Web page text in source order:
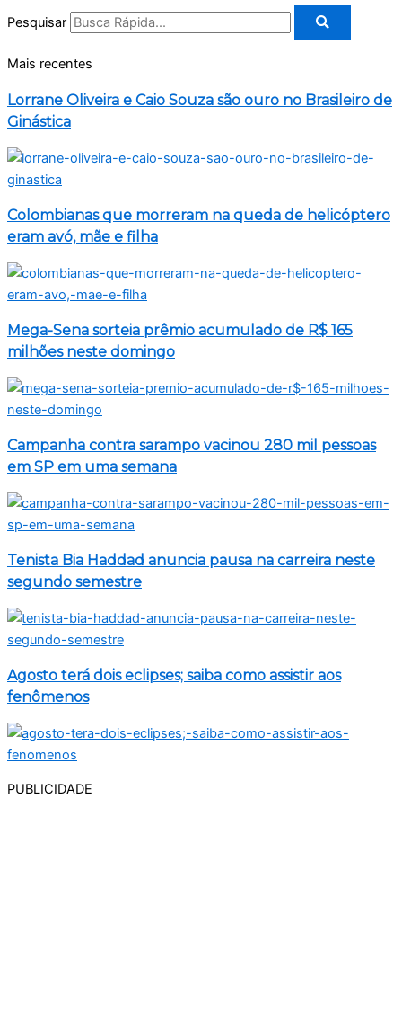
Pesquisar
Mais recentes
Lorrane Oliveira e Caio Souza são ouro no Brasileiro de
Ginástica
Colombianas que morreram na queda de helicóptero
eram avó, mãe e filha
Mega-Sena sorteia prêmio acumulado de R$ 165
milhões neste domingo
Campanha contra sarampo vacinou 280 mil pessoas
em SP em uma semana
Tenista Bia Haddad anuncia pausa na carreira neste
segundo semestre
Agosto terá dois eclipses; saiba como assistir aos
fenômenos
PUBLICIDADE